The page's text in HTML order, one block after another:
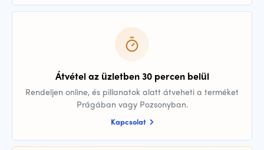
Átvétel az üzletben 30 percen belül
Rendeljen online, és pillanatok alatt átveheti a terméket
Prágában vagy Pozsonyban.
Kapcsolat